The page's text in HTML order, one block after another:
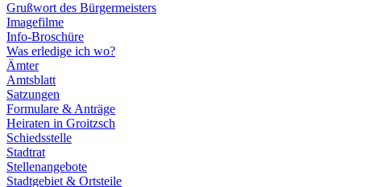
Grußwort des Bürgermeisters
Imagefilme
Info-Broschüre
Was erledige ich wo?
Ämter
Amtsblatt
Satzungen
Formulare & Anträge
Heiraten in Groitzsch
Schiedsstelle
Stadtrat
Stellenangebote
Stadtgebiet & Ortsteile